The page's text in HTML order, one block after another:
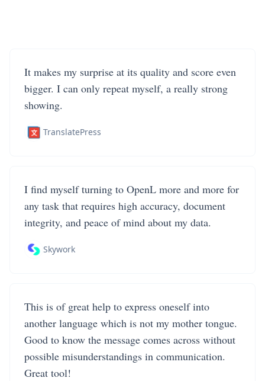
It makes my surprise at its quality and score even
bigger. I can only repeat myself, a really strong
showing.
TranslatePress
I find myself turning to OpenL more and more for
any task that requires high accuracy, document
integrity, and peace of mind about my data.
Skywork
This is of great help to express oneself into
another language which is not my mother tongue.
Good to know the message comes across without
possible misunderstandings in communication.
Great tool!